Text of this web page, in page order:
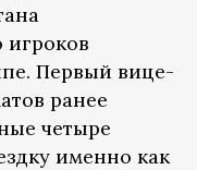
игроков
Первый вице-
ранее
четыре
именно как